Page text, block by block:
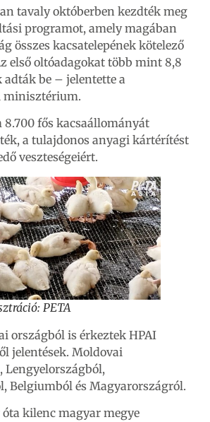
tavaly októberben kezdték meg
programot, amely magában
összes kacsatelepének kötelező
első oltóadagokat több mint 8,8
be – jelentette a
minisztérium.
fős kacsaállományát
a tulajdonos anyagi kártérítést
veszteségeiért.
PETA
országból is érkeztek HPAI
jelentések. Moldovai
Lengyelországból,
Belgiumból és Magyarországról.
kilenc magyar megye